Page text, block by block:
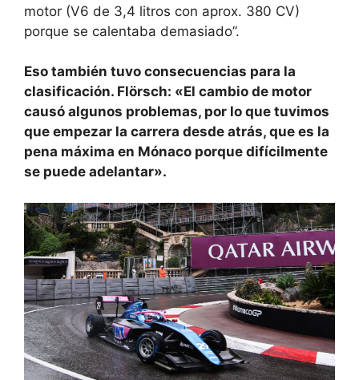
motor (V6 de 3,4 litros con aprox. 380 CV)
porque se calentaba demasiado”.
Eso también tuvo consecuencias para la
clasificación. Flörsch: «El cambio de motor
causó algunos problemas, por lo que tuvimos
que empezar la carrera desde atrás, que es la
pena máxima en Mónaco porque difícilmente
se puede adelantar».